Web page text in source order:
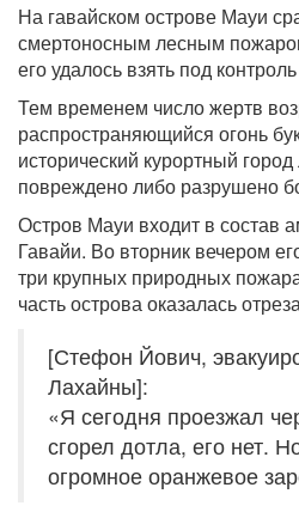
На гавайском острове Мауи
смертоносным лесным
его удалось взять под
Тем временем число жертв
распространяющийся огонь
исторический курортный
повреждено либо разрушено
Остров Мауи входит в состав
Гавайи. Во вторник вечером
три крупных природных
часть острова оказалась
[Стефон Йович,
Лахайны]:
«Я сегодня проезжал
сгорел дотла, его нет.
огромное оранжевое